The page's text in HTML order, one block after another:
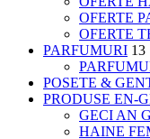
OFERTE
OFERTE
PARFUMURI 13
POSETE &
PRODUSE EN-
GECI AN
HAINE